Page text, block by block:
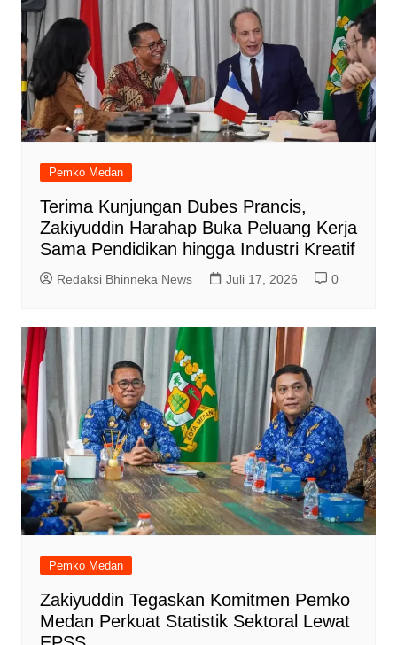
Pemko Medan
Terima Kunjungan Dubes Prancis,
Zakiyuddin Harahap Buka Peluang Kerja
Sama Pendidikan hingga Industri Kreatif
Redaksi Bhinneka News Juli 17, 2026 0
Pemko Medan
Zakiyuddin Tegaskan Komitmen Pemko
Medan Perkuat Statistik Sektoral Lewat